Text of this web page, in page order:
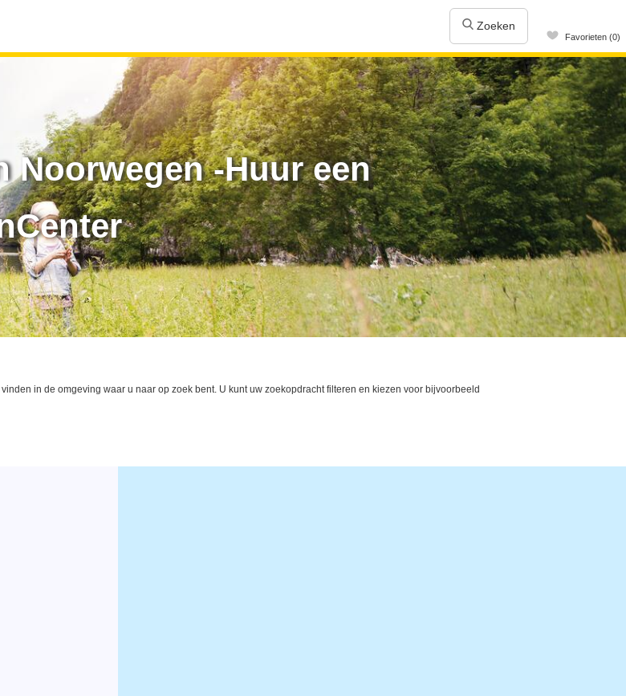
Zoeken
Favorieten (0)
Noorwegen -Huur een
in de omgeving waar u naar op zoek bent. U kunt uw zoekopdracht filteren en kiezen voor bijvoorbeeld